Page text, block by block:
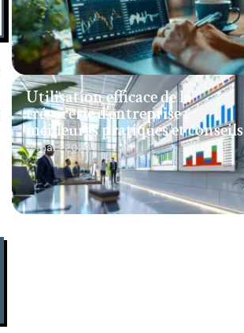
Utilisation efficace de la
trésorerie d’entreprise :
meilleures pratiques et conseils
11 mars 2026